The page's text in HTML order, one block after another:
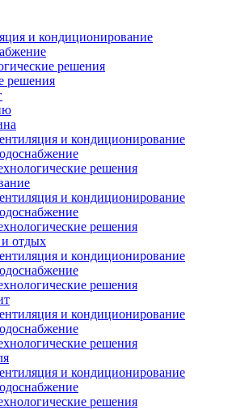
и кондиционирование
решения
решения
и кондиционирование
решения
и кондиционирование
решения
отдых
и кондиционирование
решения
и кондиционирование
решения
и кондиционирование
решения